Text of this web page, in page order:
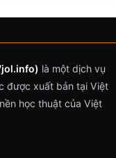
là một dịch vụ
được xuất bản tại Việt
học thuật của Việt